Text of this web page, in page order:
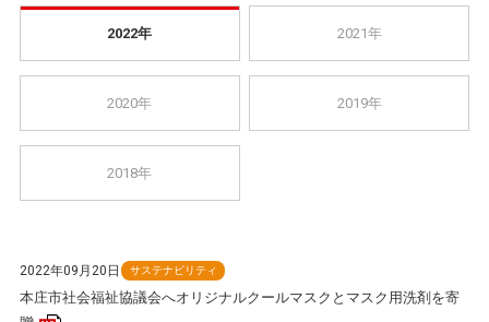
2022年 2021年
2020年 2019年
2018年
2022年09月20日 サステナビリティ
本庄市社会福祉協議会へオリジナルクールマスクとマスク用洗剤を寄